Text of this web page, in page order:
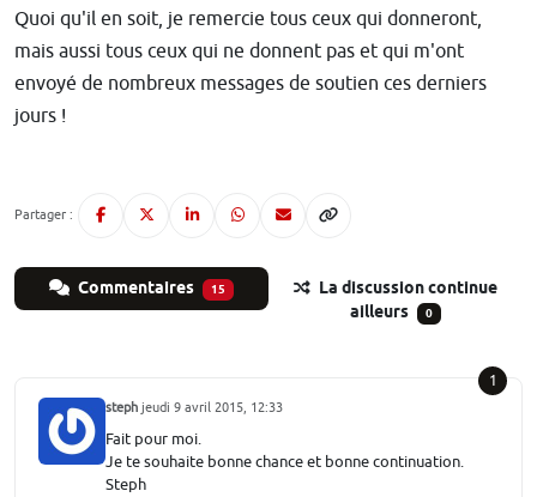
Quoi qu'il en soit, je remercie tous ceux qui donneront,
mais aussi tous ceux qui ne donnent pas et qui m'ont
envoyé de nombreux messages de soutien ces derniers
jours !
Partager :
Commentaires 15
La discussion continue
ailleurs
0
1
steph jeudi 9 avril 2015, 12:33
Fait pour moi.
Je te souhaite bonne chance et bonne continuation.
Steph